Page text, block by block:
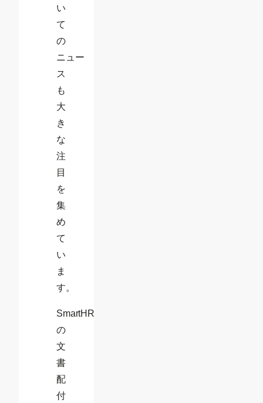
い
て
の
ニュー
ス
も
大
き
な
注
目
を
集
め
て
い
ま
す。
SmartHR
の
文
書
配
付